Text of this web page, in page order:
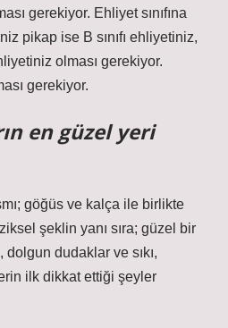
gerekiyor. Ehliyet sınıfına
pikap ise B sınıfı ehliyetiniz,
olması gerekiyor.
gerekiyor.
en güzel yeri
göğüs ve kalça ile birlikte
şeklin yanı sıra; güzel bir
dudaklar ve sıkı,
ilk dikkat ettiği şeyler